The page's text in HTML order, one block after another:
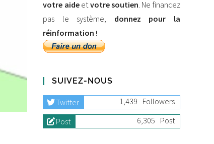
votre aideetvotre soutien. Ne financez
pas le système, donnez pour la
réinformation !
SUIVEZ-NOUS
Twitter 1,439 Followers
Post
6,305 Post